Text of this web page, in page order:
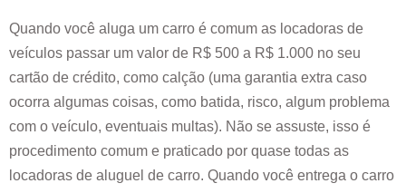
Quando você aluga um carro é comum as locadoras de
veículos passar um valor de R$ 500 a R$ 1.000 no seu
cartão de crédito, como calção (uma garantia extra caso
ocorra algumas coisas, como batida, risco, algum problema
com o veículo, eventuais multas). Não se assuste, isso é
procedimento comum e praticado por quase todas as
locadoras de aluguel de carro. Quando você entrega o carro